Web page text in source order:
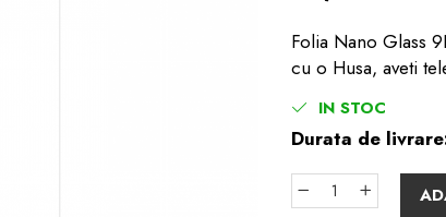
Folia Nano Glass
cu o Husa, aveti
IN STOC
Durata de